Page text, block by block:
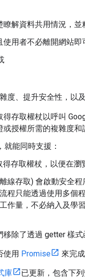
解資料共用情況，並
用者不必離開網站即
度、提升安全性，以
得存取權杖以呼叫
授權所需的複雜度和
能同時支援：
得存取權杖，以便在瀏
線存取) 會啟動安全
程只能透過使用多個
作量，不必納入及學
除了透過 getter 樣式
使用 Promise 來完
庫
已更新，包含下列